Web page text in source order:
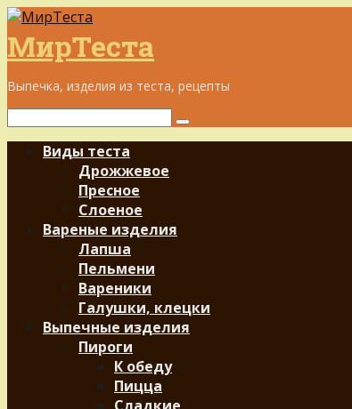
Перейти
к
контенту
МирТеста
Выпечка, изделия из теста, рецепты
Поиск:
Виды теста
Дрожжевое
Пресное
Слоеное
Вареные изделия
Лапша
Пельмени
Вареники
Галушки, клецки
Выпечные изделия
Пироги
К обеду
Пицца